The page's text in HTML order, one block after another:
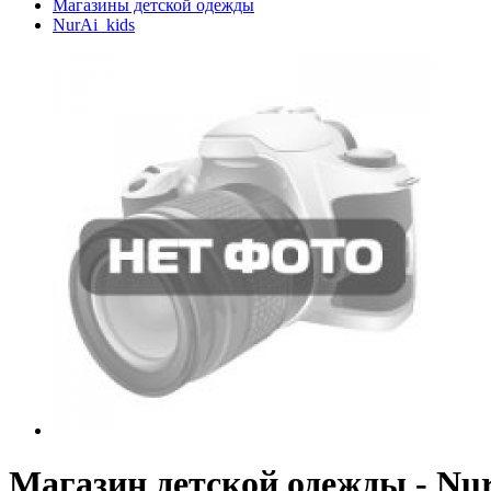
Магазины детской одежды
NurAi_kids